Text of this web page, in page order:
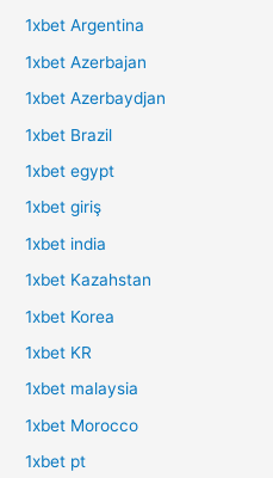
1xbet Argentina
1xbet Azerbajan
1xbet Azerbaydjan
1xbet Brazil
1xbet egypt
1xbet giriş
1xbet india
1xbet Kazahstan
1xbet Korea
1xbet KR
1xbet malaysia
1xbet Morocco
1xbet pt